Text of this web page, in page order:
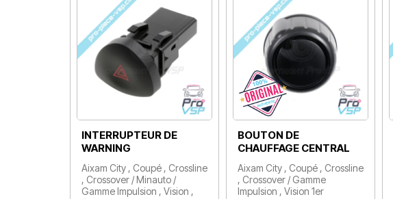
INTERRUPTEUR DE
WARNING
Aixam City , Coupé , Crossline
, Crossover / Minauto /
Gamme Impulsion , Vision ,
BOUTON DE
CHAUFFAGE CENTRAL
Aixam City , Coupé , Crossline
, Crossover / Gamme
Impulsion , Vision 1er